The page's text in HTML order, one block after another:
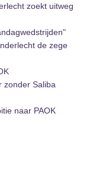
zoekt uitweg
de zege
zonder Saliba
naar PAOK